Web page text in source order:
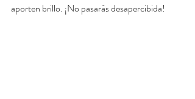
aporten brillo. ¡No pasarás desapercibida!